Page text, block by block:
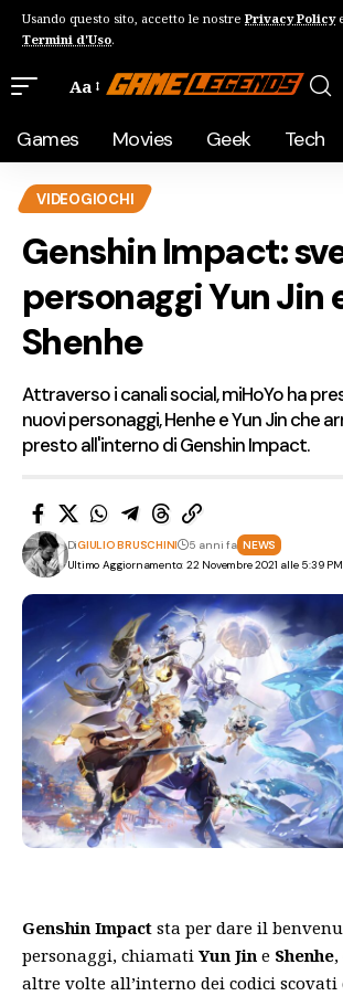
Usando questo sito, accetto le nostre Privacy Policy
Termini d'Uso.
Aa
Games Movies Geek Tech
VIDEOGIOCHI
Genshin Impact:
personaggi Yun Jin
Shenhe
Attraverso i canali social, miHoYo ha
nuovi personaggi, Henhe e Yun Jin che
presto all'interno di Genshin Impact.
Ultimo Aggiornamento: 22 Novembre 2021 alle 5:39 PM
DiGIULIO BRUSCHINI 5 anni fa NEWS
Genshin Impact sta per dare il
personaggi, chiamati Yun Jin e Shenhe
altre volte all’interno dei codici